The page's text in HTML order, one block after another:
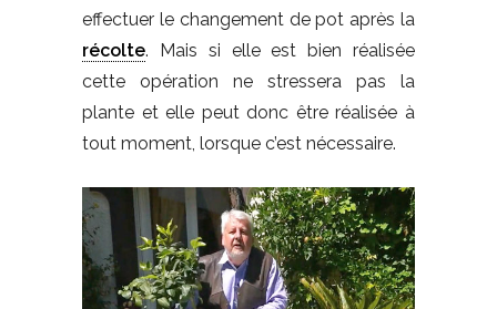
effectuer le changement de pot après la
récolte. Mais si elle est bien réalisée
cette opération ne stressera pas la
plante et elle peut donc être réalisée à
tout moment, lorsque c’est nécessaire.